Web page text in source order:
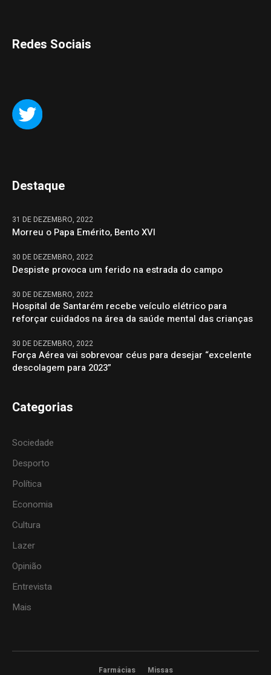
Redes Sociais
Destaque
31 DE DEZEMBRO, 2022
Morreu o Papa Emérito, Bento XVI
30 DE DEZEMBRO, 2022
Despiste provoca um ferido na estrada do campo
30 DE DEZEMBRO, 2022
Hospital de Santarém recebe veículo elétrico para
reforçar cuidados na área da saúde mental das crianças
30 DE DEZEMBRO, 2022
Força Aérea vai sobrevoar céus para desejar “excelente
descolagem para 2023”
Categorias
Sociedade
Desporto
Política
Economia
Cultura
Lazer
Opinião
Entrevista
Mais
Farmácias Missas